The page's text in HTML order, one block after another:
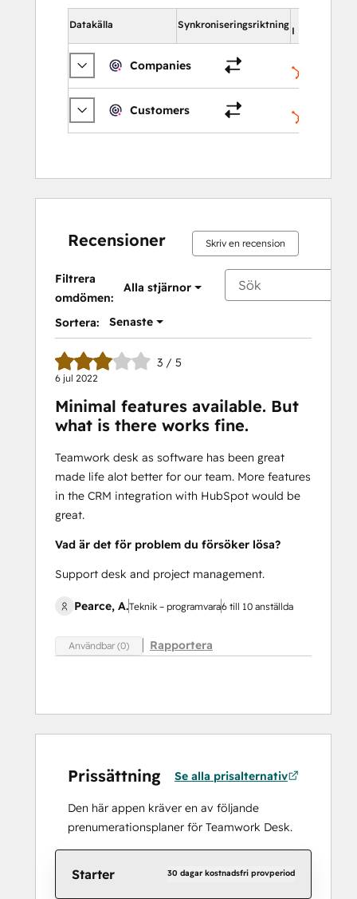
Datakälla Synkroniseringsriktning
I HubSpot
Companies
Customers
Recensioner Skriv en recension
Filtrera
omdömen:
Alla stjärnor
Sortera: Senaste
3 / 5
6 jul 2022
Minimal features available. But
what is there works fine.
Teamwork desk as software has been great
made life alot better for our team. More features
in the CRM integration with HubSpot would be
great.
Vad är det för problem du försöker lösa?
Support desk and project management.
Pearce, A.Teknik – programvara6 till 10 anställda
Användbar (0) Rapportera
Prissättning Se alla prisalternativ
Den här appen kräver en av följande
prenumerationsplaner för Teamwork Desk.
Starter 30 dagar kostnadsfri provperiod